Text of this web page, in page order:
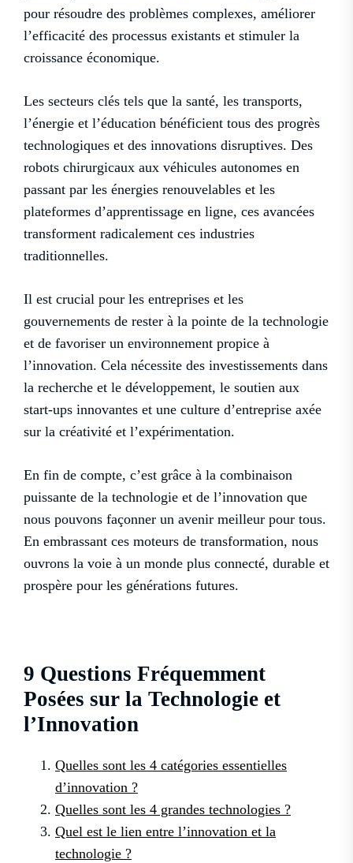
pour résoudre des problèmes complexes, améliorer
l’efficacité des processus existants et stimuler la
croissance économique.
Les secteurs clés tels que la santé, les transports,
l’énergie et l’éducation bénéficient tous des progrès
technologiques et des innovations disruptives. Des
robots chirurgicaux aux véhicules autonomes en
passant par les énergies renouvelables et les
plateformes d’apprentissage en ligne, ces avancées
transforment radicalement ces industries
traditionnelles.
Il est crucial pour les entreprises et les
gouvernements de rester à la pointe de la technologie
et de favoriser un environnement propice à
l’innovation. Cela nécessite des investissements dans
la recherche et le développement, le soutien aux
start-ups innovantes et une culture d’entreprise axée
sur la créativité et l’expérimentation.
En fin de compte, c’est grâce à la combinaison
puissante de la technologie et de l’innovation que
nous pouvons façonner un avenir meilleur pour tous.
En embrassant ces moteurs de transformation, nous
ouvrons la voie à un monde plus connecté, durable et
prospère pour les générations futures.
9 Questions Fréquemment
Posées sur la Technologie et
l’Innovation
Quelles sont les 4 catégories essentielles
d’innovation ?
Quelles sont les 4 grandes technologies ?
Quel est le lien entre l’innovation et la
technologie ?